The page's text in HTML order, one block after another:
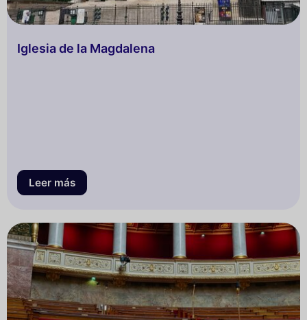
Iglesia de la Magdalena
Leer más